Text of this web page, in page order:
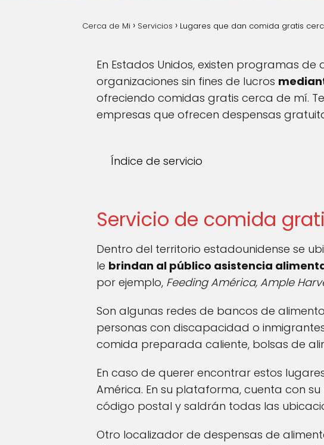
Cerca de Mi Servicios Lugares que dan comida gratis
En Estados Unidos, existen programas
organizaciones sin fines de lucros
ofreciendo comidas gratis cerca de mí.
empresas que ofrecen despensas
Índice de servicio
Servicio de comida
Dentro del territorio estadounidense se
le brindan al público asistencia
por ejemplo, Feeding América, Ample
Son algunas redes de bancos de
personas con discapacidad o
comida preparada caliente, bolsas de
En caso de querer encontrar estos
América. En su plataforma, cuenta con
código postal y saldrán todas las
Otro localizador de despensas de